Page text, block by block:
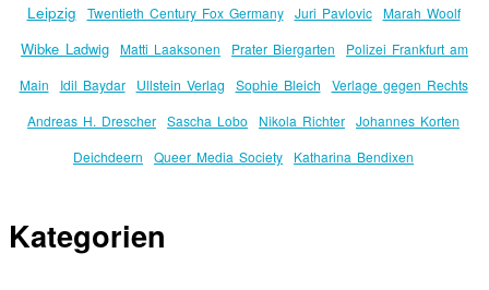
Leipzig Twentieth Century Fox Germany Juri Pavlovic Marah Woolf
Wibke Ladwig Matti Laaksonen Prater Biergarten
Polizei Frankfurt am
Main
Idil Baydar Ullstein Verlag Sophie Bleich
Verlage gegen Rechts
Andreas H. Drescher Sascha Lobo Nikola Richter Johannes Korten
Deichdeern
Queer Media Society Katharina Bendixen
Kategorien